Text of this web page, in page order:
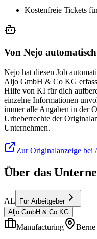
Kostenfreie Tickets
Von Nejo
Nejo hat diesen Job
Aljo GmbH & Co KG
Hilfe von KI für dich
einzelne Informationen
immer alle Angaben in der
Urheberrechte der
Unternehmen.
Zur Originalanzeige
Über das
AL
Für Arbeitgeber
Aljo GmbH & Co KG
Manufacturing
Berne